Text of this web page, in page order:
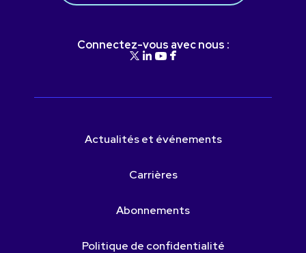
Connectez-vous avec nous :
Actualités et événements
Carrières
Abonnements
Politique de confidentialité